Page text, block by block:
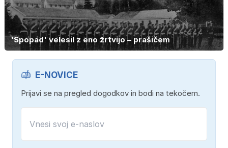
'Spopad' velesil z eno žrtvijo – prašičem
E-NOVICE
Prijavi se na pregled dogodkov in bodi na tekočem.